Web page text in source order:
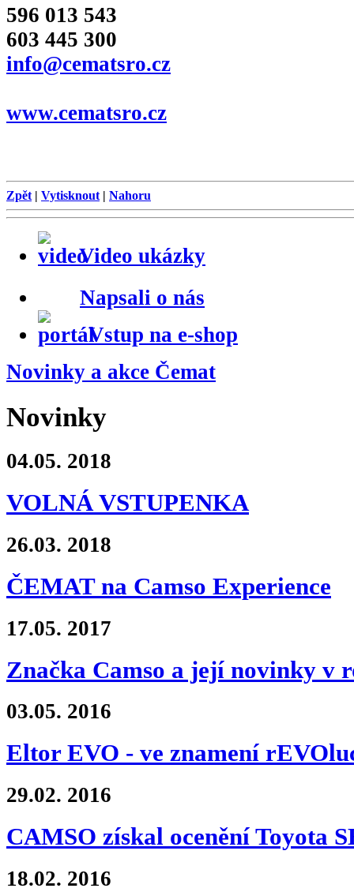
596 013 543
603 445 300
info@cematsro.cz
www.cematsro.cz
Zpět | Vytisknout | Nahoru
Video ukázky
Napsali o nás
Vstup na e-shop
Novinky a akce Čemat
Novinky
04.05. 2018
VOLNÁ VSTUPENKA
26.03. 2018
ČEMAT na Camso Experience
17.05. 2017
Značka Camso a její novinky v
03.05. 2016
Eltor EVO - ve znamení
29.02. 2016
CAMSO získal ocenění Toyota
18.02. 2016